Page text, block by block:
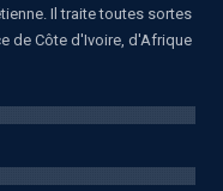
Il traite toutes sortes
de Côte d'Ivoire, d'Afrique